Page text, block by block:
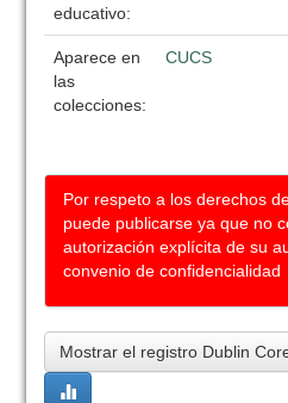
educativo:
Aparece en
las
colecciones:
CUCS
Por respeto a los derechos
puede publicarse ya que no
autorización explícita de su
convenio de confidencialidad
Mostrar el registro Dublin